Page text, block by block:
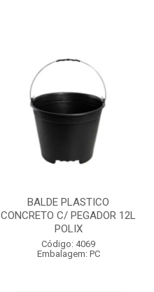
BALDE PLASTICO
CONCRETO C/ PEGADOR 12L
POLIX
Código: 4069
Embalagem: PC